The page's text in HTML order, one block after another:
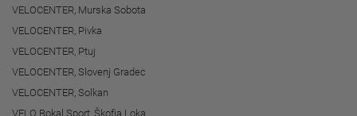
VELOCENTER, Murska Sobota
VELOCENTER, Pivka
VELOCENTER, Ptuj
VELOCENTER, Slovenj Gradec
VELOCENTER, Solkan
VELO Bokal Sport, Škofja Loka